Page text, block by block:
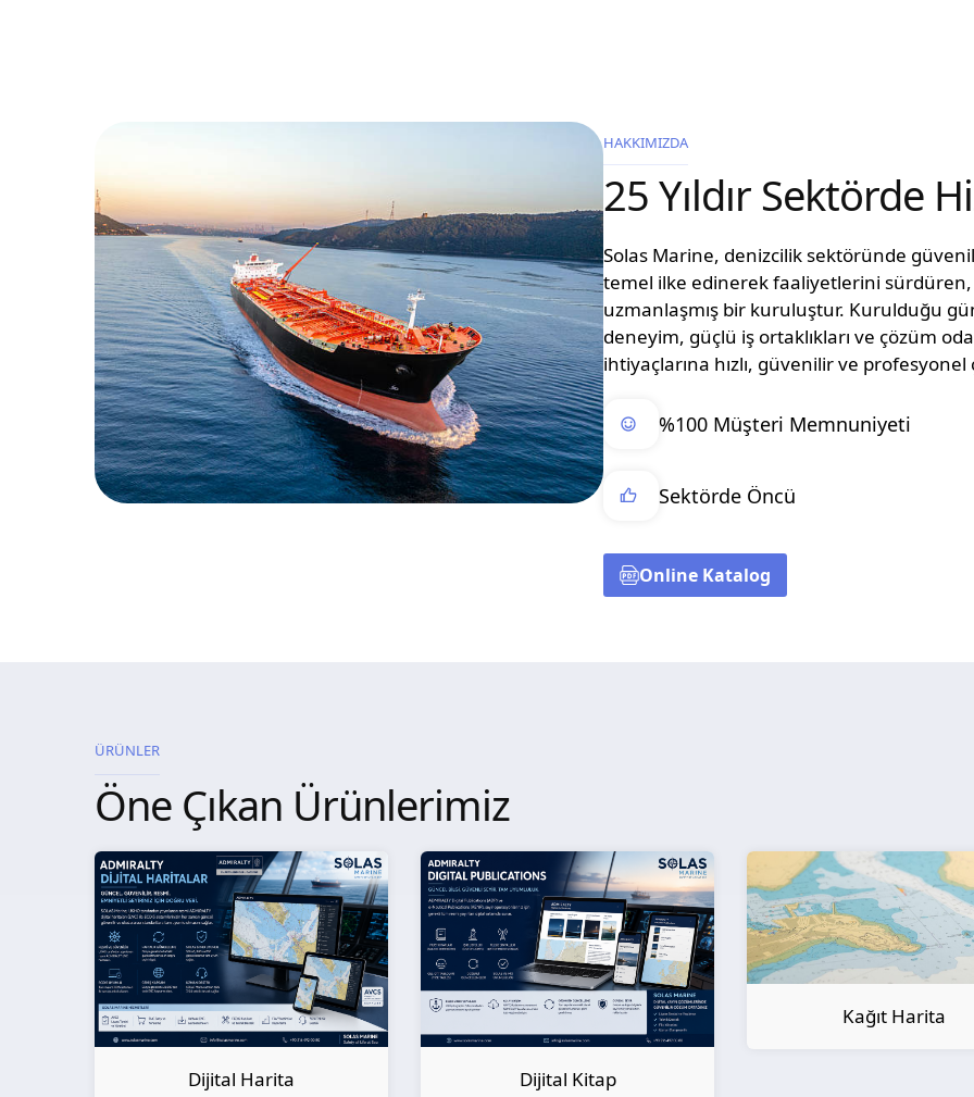
HAKKIMIZDA
25 Yıldır Sektörde
Solas Marine, denizcilik sektöründe
temel ilke edinerek faaliyetlerini
uzmanlaşmış bir kuruluştur. Kurulduğu
deneyim, güçlü iş ortaklıkları ve çözüm
ihtiyaçlarına hızlı, güvenilir ve
%100 Müşteri Memnuniyeti
Sektörde Öncü
Online Katalog
ÜRÜNLER
Öne Çıkan Ürünlerimiz
Dijital Kitap
Kağıt Harita